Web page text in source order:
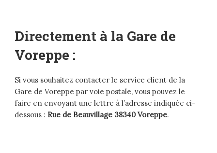
Directement à la Gare de
Voreppe :
Si vous souhaitez contacter le service client de la
Gare de Voreppe par voie postale, vous pouvez le
faire en envoyant une lettre à l’adresse indiquée ci-
dessous : Rue de Beauvillage 38340 Voreppe.